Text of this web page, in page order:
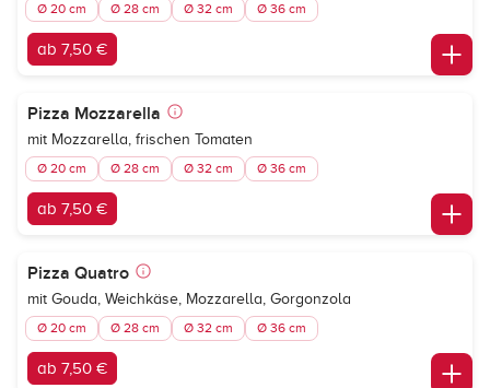
Ø 20 cm Ø 28 cm Ø 32 cm Ø 36 cm
ab 7,50 €
Pizza Mozzarella
mit Mozzarella, frischen Tomaten
Ø 20 cm Ø 28 cm Ø 32 cm Ø 36 cm
ab 7,50 €
Pizza Quatro
mit Gouda, Weichkäse, Mozzarella, Gorgonzola
Ø 20 cm Ø 28 cm Ø 32 cm Ø 36 cm
ab 7,50 €